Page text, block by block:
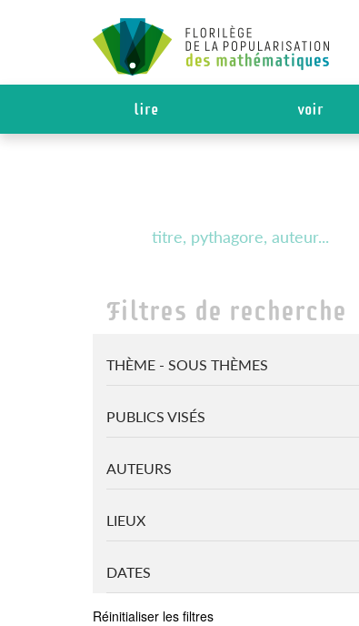
lire voir
Filtres de recherche
THÈME - SOUS THÈMES
PUBLICS VISÉS
AUTEURS
LIEUX
DATES
Réinitialiser les filtres